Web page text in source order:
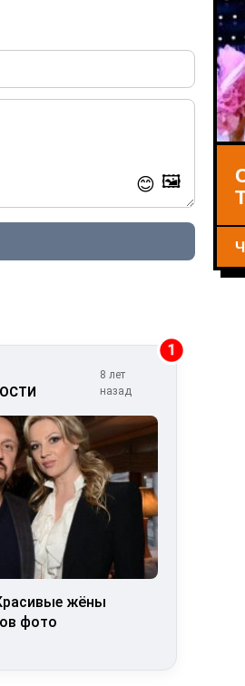
😊 🖼️
1
8 лет
назад
жёны
фото